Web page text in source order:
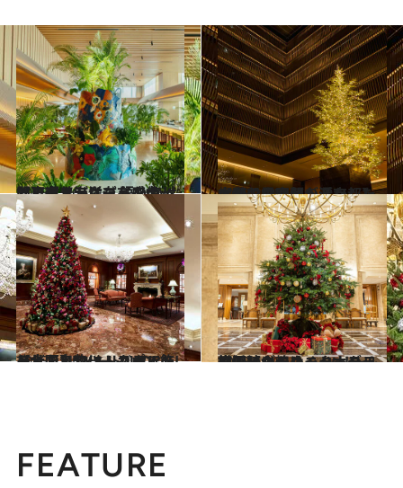
2023.12.6
【東京エディション虎ノ門】漂着海洋ゴミを使ったアートツリー 語りかけてくるような存在感！
旅＆お出かけ 2023.12.5
【ザ・サウザンド京都】大階段の空間を活かした古都の雰囲気が漂うシックなツリー
旅＆お出かけ
2023.12.4
【ザ・リッツ・カールトン大阪】フォトスポットとして名物に！バラで飾られた3.5メートルのツリー
旅＆お出かけ 2023.12.3
横浜【ホテルニューグランド】クラシックホテルの伝統が煌めく ツリー＆庭園イルミネーション
旅＆お出かけ
FEATURE